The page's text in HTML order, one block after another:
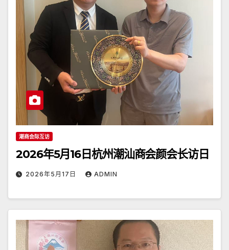
潮商会际互访
2026年5月16日杭州潮汕商会颜会长访日
2026年5月17日 ADMIN